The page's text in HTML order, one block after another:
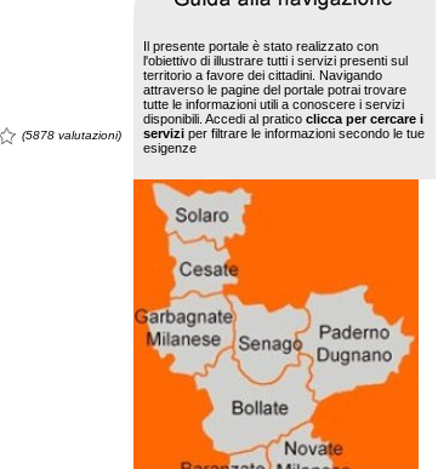
(5878 valutazioni)
Il presente portale è stato realizzato con
l'obiettivo di illustrare tutti i servizi presenti sul
territorio a favore dei cittadini. Navigando
attraverso le pagine del portale potrai trovare
tutte le informazioni utili a conoscere i servizi
disponibili. Accedi al pratico clicca per cercare i
servizi per filtrare le informazioni secondo le tue
esigenze